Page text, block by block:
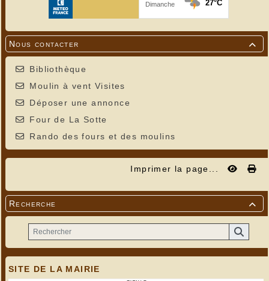

Nous contacter
Bibliothèque
Moulin à vent Visites
Déposer une annonce
Four de La Sotte
Rando des fours et des moulins
Imprimer la page...

Recherche
SITE DE LA MAIRIE